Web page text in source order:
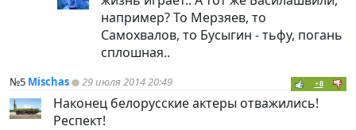
например? То Мерзяев, то
Самохвалов, то Бусыгин - тьфу, погань
сплошная..
№5 Mischas 29 июля 2014 20:49 +8
Наконец белорусские актеры отважились!
Респект!